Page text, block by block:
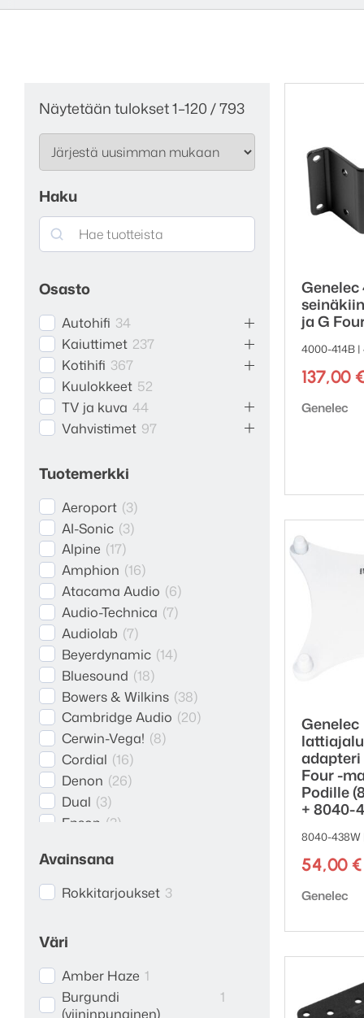
Näytetään tulokset 1–120 / 793Sorted
by
latest
Haku
Search
Osasto
Autohifi 34
Kaiuttimet 237
Kotihifi 367
Kuulokkeet 52
TV ja kuva 44
Vahvistimet 97
Tuotemerkki
Aeroport (3)
AI-Sonic (3)
Alpine (17)
Amphion (16)
Atacama Audio (6)
Audio-Technica (7)
Audiolab (7)
Beyerdynamic (14)
Bluesound (18)
Bowers & Wilkins (38)
Cambridge Audio (20)
Cerwin-Vega! (8)
Cordial (16)
Denon (26)
Dual (3)
Epson (3)
Grandview
HiFiMAN
11)
iFi audio
Kaiku Acoustics
KEF (21 )
Kenwood
Konto (6)
Avainsana
Rokkitarjoukset 3
Väri
Amber Haze 1
Burgundi
(viininpunainen)
1
Genelec
ja G
4000-414B
137,00 €
Genelec
Genelec
adapteri
Four -
Podille
+ 8040-
8040-438W
54,00 €
Genelec